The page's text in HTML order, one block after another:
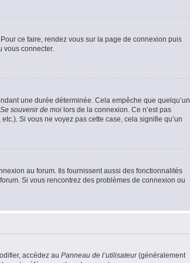
ce faire, rendez vous sur la page de connexion puis
vous connecter.
une durée déterminée. Cela empêche que quelqu’un
Se souvenir de moi lors de la connexion. Ce n’est pas
Si vous ne voyez pas cette case, cela signifie qu’un
au forum. Ils fournissent aussi des fonctionnalités
Si vous rencontrez des problèmes de connexion ou
accédez au Panneau de l’utilisateur(généralement